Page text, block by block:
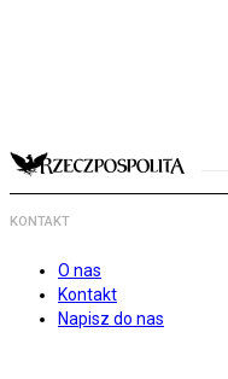
KONTAKT
O nas
Kontakt
Napisz do nas